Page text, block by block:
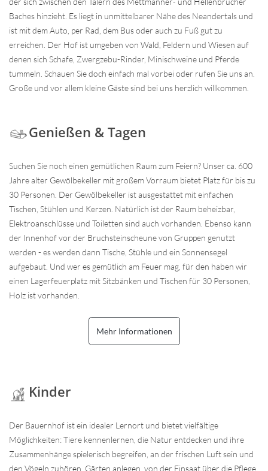
Baches hinzieht. Es liegt in unmittelbarer Nähe des Neandertals und
ist mit dem Auto, per Rad, dem Bus oder auch zu Fuß gut zu
erreichen. Der Hof ist umgeben von Wald, Feldern und Wiesen auf
denen sich Schafe, Zwergzebu-Rinder, Minischweine und Pferde
tummeln. Schauen Sie doch einfach mal vorbei oder rufen Sie uns an.
Große und vor allem kleine Gäste sind bei uns herzlich willkommen.
Genießen & Tagen
Suchen Sie noch einen gemütlichen Raum zum Feiern? Unser ca. 600
Jahre alter Gewölbekeller mit großem Vorraum bietet Platz für bis zu
30 Personen. Der Gewölbekeller ist ausgestattet mit einfachen
Tischen, Stühlen und Kerzen. Natürlich ist der Raum beheizbar,
Elektroanschlüsse und Toiletten sind auch vorhanden. Ebenso kann
der Innenhof vor der Bruchsteinscheune von Gruppen genutzt
werden - es werden dann Tische, Stühle und ein Sonnensegel
aufgebaut. Und wer es gemütlich am Feuer mag, für den haben wir
einen Lagerfeuerplatz mit Sitzbänken und Tischen für 30 Personen,
Holz ist vorhanden.
Mehr Informationen
Kinder
Der Bauernhof ist ein idealer Lernort und bietet vielfältige
Möglichkeiten: Tiere kennenlernen, die Natur entdecken und ihre
Zusammenhänge spielerisch begreifen, an der frischen Luft sein und
den Vögeln zuhören. Gärten anlegen, von der Einsaat über die Pflege